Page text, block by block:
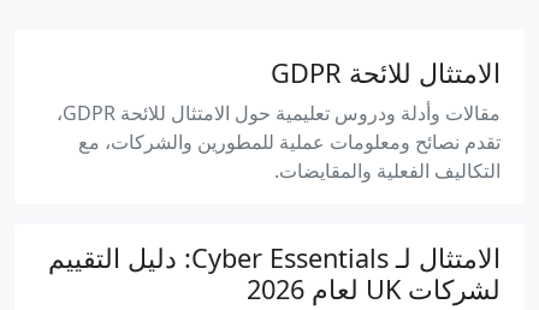
الامتثال للائحة GDPR
مقالات وأدلة ودروس تعليمية حول الامتثال للائحة GDPR،
تقدم نصائح ومعلومات عملية للمطورين والشركات، مع
التكاليف الفعلية والمقايضات.
الامتثال لـ Cyber Essentials: دليل التقييم
لشركات UK لعام 2026